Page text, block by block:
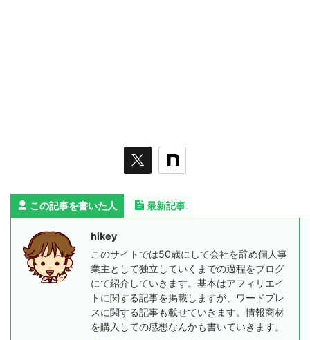
この記事を書いた人 最新記事
hikey
このサイトでは50歳にして会社を辞め個人事
業主として独立していくまでの過程をブログ
にて紹介していきます。基本はアフィリエイ
トに関する記事を掲載しますが、ワードプレ
スに関する記事も載せていきます。情報商材
を購入しての感想なんかも書いていきます。